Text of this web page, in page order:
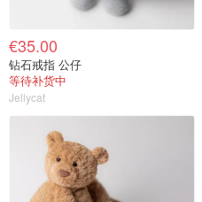
€35.00
钻石戒指 公仔
等待补货中
Jellycat